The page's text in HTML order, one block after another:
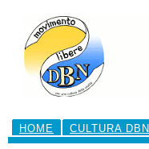
contenuti.
navigazione
Sezioni
HOME
CULTURA DBN